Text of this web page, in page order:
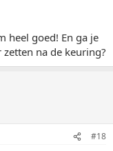
heel goed! En ga je
na de keuring?
#18